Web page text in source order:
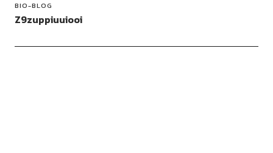
BIO-BLOG
Z9zuppiuuiooi